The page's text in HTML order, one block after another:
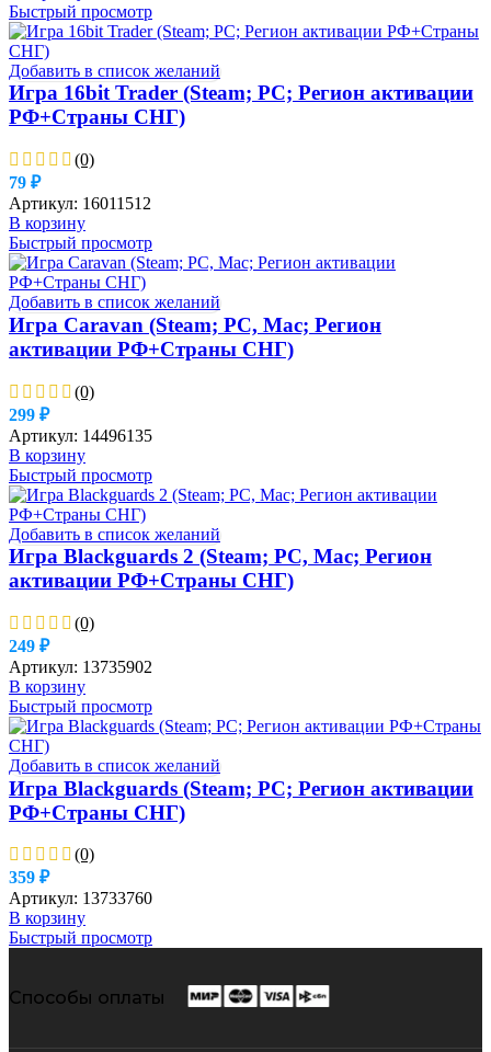
Быстрый просмотр
Добавить в список желаний
Игра 16bit Trader (Steam; PC; Регион активации
РФ+Страны СНГ)
(0)
79 ₽
Артикул: 16011512
В корзину
Быстрый просмотр
Добавить в список желаний
Игра Caravan (Steam; PC, Mac; Регион
активации РФ+Страны СНГ)
(0)
299 ₽
Артикул: 14496135
В корзину
Быстрый просмотр
Добавить в список желаний
Игра Blackguards 2 (Steam; PC, Mac; Регион
активации РФ+Страны СНГ)
(0)
249 ₽
Артикул: 13735902
В корзину
Быстрый просмотр
Добавить в список желаний
Игра Blackguards (Steam; PC; Регион активации
РФ+Страны СНГ)
(0)
359 ₽
Артикул: 13733760
В корзину
Быстрый просмотр
Способы оплаты